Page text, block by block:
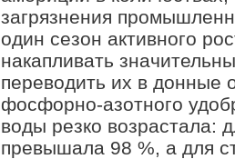
загрязнения
один сезон активного
накапливать
переводить их в донные
фосфорно-азотного
воды резко возрастала:
превышала 98 %, а для